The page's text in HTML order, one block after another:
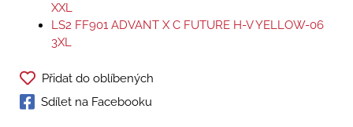
XXL
LS2 FF901 ADVANT X C FUTURE H-V YELLOW-06
3XL
Přidat do oblíbených
Sdílet na Facebooku